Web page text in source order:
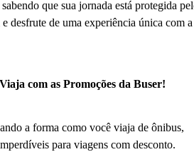
que sua jornada está protegida
desfrute de uma experiência única com a
com as Promoções da Buser!
a forma como você viaja de ônibus,
para viagens com desconto.